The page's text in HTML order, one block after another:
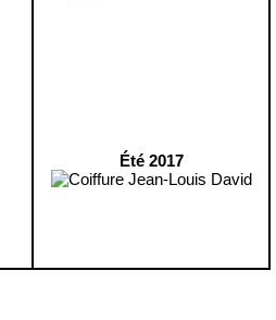
Été 2017